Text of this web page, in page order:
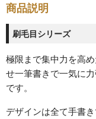
ペンダントルーペ
BY CATEGORY
皿・プレート
plate
商品説明
刷毛目シリーズ
極限まで集中力を高
せ一筆書きで一気に
です。
デザインは全て手書